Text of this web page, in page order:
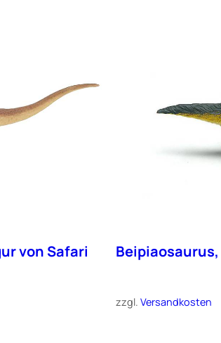
von Safari
zzgl. Versandkosten